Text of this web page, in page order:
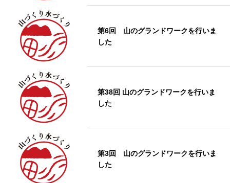
第6回 山のグランドワークを行いま
した
第38回 山のグランドワークを行いま
した
第3回 山のグランドワークを行いま
した